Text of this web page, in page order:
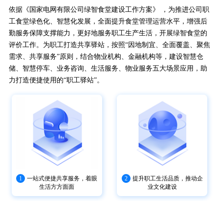
依据《国家电网有限公司绿智食堂建设工作方案》 ，为推进公司职
工食堂绿色化、智慧化发展，全面提升食堂管理运营水平，增强后
勤服务保障支撑能力，更好地服务职工生产生活，开展绿智食堂的
评价工作。为职工打造共享驿站，按照“因地制宜、全面覆盖、聚焦
需求、共享服务”原则，结合物业机构、金融机构等，建设智慧仓
储、智慧停车、业务咨询、生活服务、物业服务五大场景应用，助
力打造便捷使用的“职工驿站”。
1
一站式便捷共享服务，着眼
生活方方面面
2
提升职工生活品质，推动企
业文化建设